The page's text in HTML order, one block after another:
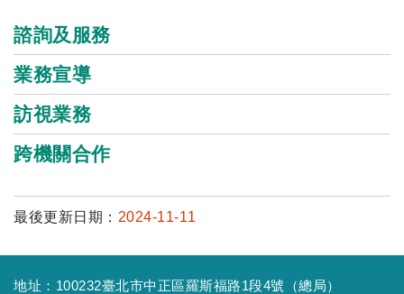
諮詢及服務
業務宣導
訪視業務
跨機關合作
最後更新日期： 2024-11-11
地址：100232臺北市中正區羅斯福路1段4號（總局）